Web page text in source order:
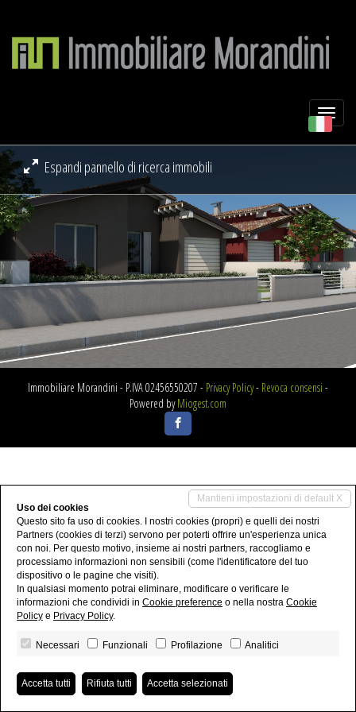
Espandi pannello di ricerca immobili
Immobiliare Morandini - P.IVA 02456550207 - Privacy Policy- Revoca consensi -
Powered byMiogest.com
Mantieni impostazioni di default X
Uso dei cookies
Questo sito fa uso di cookies. I nostri cookies (propri) e quelli dei nostri
Partners (cookies di terzi) servono per poterti offrire un'esperienza unica
con noi. Per questo motivo, insieme ai nostri partners, raccogliamo e
processiamo informazioni non sensibili (come l'identificatore del tuo
dispositivo o le pagine che visiti).
In qualsiasi momento potrai eliminare, modificare o verificare le
informazioni che condividi in Cookie preference o nella nostra Cookie
Policy e Privacy Policy.
Necessari Funzionali Profilazione Analitici
Accetta tutti Rifiuta tutti Accetta selezionati